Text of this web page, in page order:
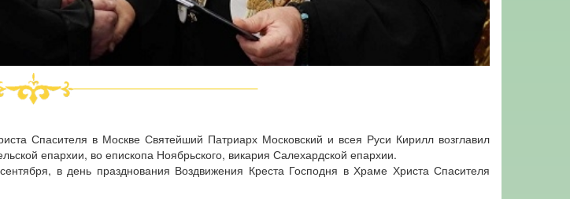
Спасителя в Москве Святейший Патриарх Московский и всея Руси Кирилл возглавил
епархии, во епископа Ноябрьского, викария Салехардской епархии.
в день празднования Воздвижения Креста Господня в Храме Христа Спасителя